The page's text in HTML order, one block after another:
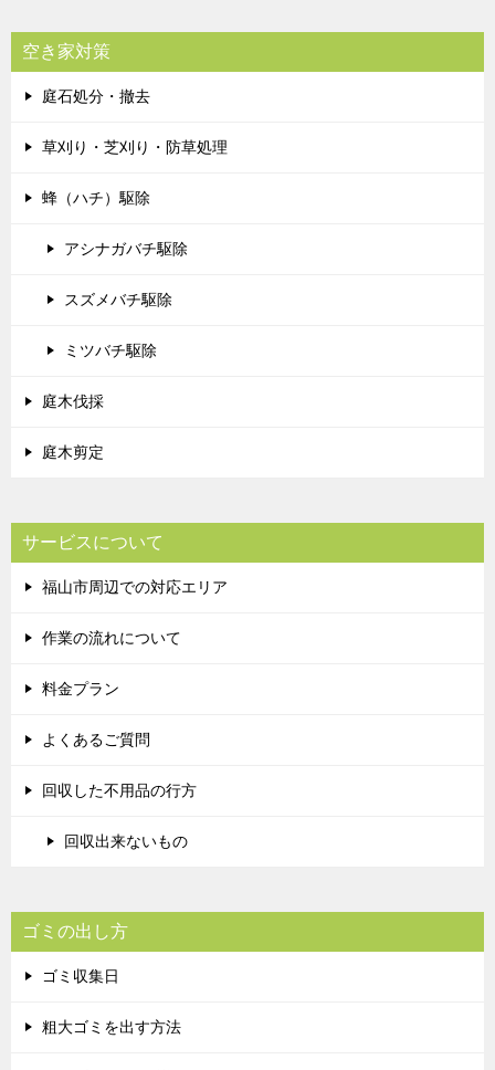
空き家対策
庭石処分・撤去
草刈り・芝刈り・防草処理
蜂（ハチ）駆除
アシナガバチ駆除
スズメバチ駆除
ミツバチ駆除
庭木伐採
庭木剪定
サービスについて
福山市周辺での対応エリア
作業の流れについて
料金プラン
よくあるご質問
回収した不用品の行方
回収出来ないもの
ゴミの出し方
ゴミ収集日
粗大ゴミを出す方法